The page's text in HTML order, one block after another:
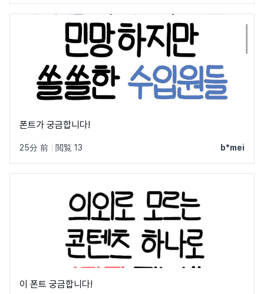
폰트가 궁금합니다!
25分 前 閲覧 13 b*mei
이 폰트 궁금합니다!